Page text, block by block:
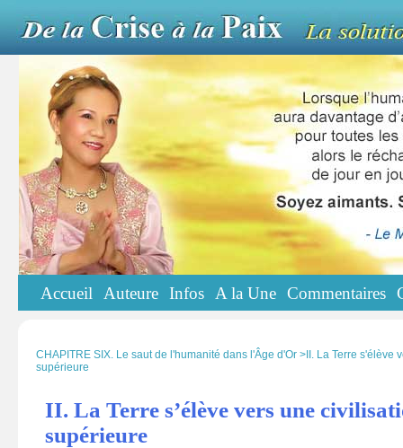
Accueil Auteure Infos A la Une Commentaires
CHAPITRE SIX. Le saut de l'humanité dans l'Âge d'Or >II. La Terre s'élève
supérieure
II. La Terre s’élève vers une
supérieure